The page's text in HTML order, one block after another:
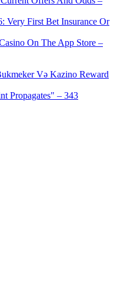
Very First Bet Insurance Or
On The App Store –
Və Kazino Reward
Propagates" – 343